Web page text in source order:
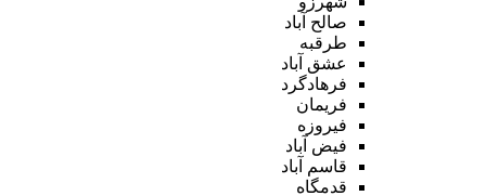
صالح آباد
طرقبه
عشق آباد
فرهادگرد
فریمان
فیروزه
فیض آباد
قاسم آباد
قدمگاه